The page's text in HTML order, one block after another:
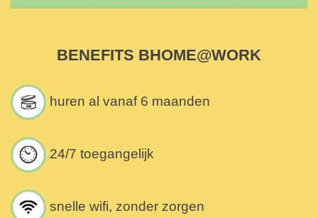
BENEFITS BHOME@WORK
huren al vanaf 6 maanden
24/7 toegangelijk
snelle wifi, zonder zorgen